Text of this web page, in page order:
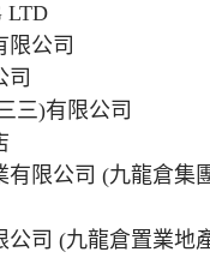
LTD
限公司
司
三)有限公司
有限公司 (九龍倉集
公司 (九龍倉置業地